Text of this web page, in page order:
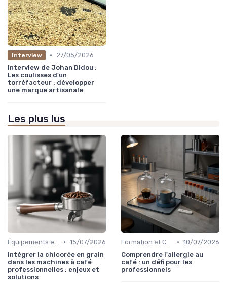
Interview •
27/05/2026
Interview de Johan Didou :
Les coulisses d'un
torréfacteur : développer
une marque artisanale
Les plus lus
Équipements et Machines CHR • 15/07/2026
Intégrer la chicorée en grain
dans les machines à café
professionnelles : enjeux et
solutions
Formation et Certification du Personnel • 10/07/2026
Comprendre l'allergie au
café : un défi pour les
professionnels